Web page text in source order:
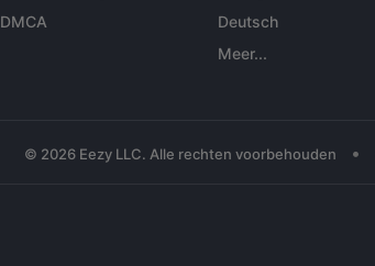
DMCA
Deutsch
Meer...
© 2026 Eezy LLC. Alle rechten voorbehouden •